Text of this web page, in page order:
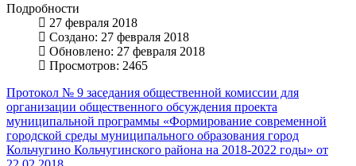
Подробности
27 февраля 2018
Создано: 27 февраля 2018
Обновлено: 27 февраля 2018
Просмотров: 2465
Протокол № 9 заседания общественной комиссии для
организации общественного обсуждения проекта
муниципальной программы «Формирование современной
городской среды муниципального образования город
Кольчугино Кольчугинского района на 2018-2022 годы» от